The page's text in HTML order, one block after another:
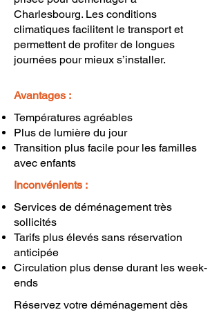
Charlesbourg. Les conditions
climatiques facilitent le transport et
permettent de profiter de longues
journées pour mieux s’installer.
Avantages :
Températures agréables
Plus de lumière du jour
Transition plus facile pour les familles
avec enfants
Inconvénients :
Services de déménagement très
sollicités
Tarifs plus élevés sans réservation
anticipée
Circulation plus dense durant les week-
ends
Réservez votre déménagement dès